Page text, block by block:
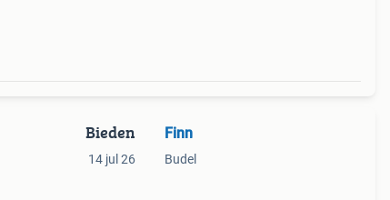
Bieden
14 jul 26
Finn
Budel